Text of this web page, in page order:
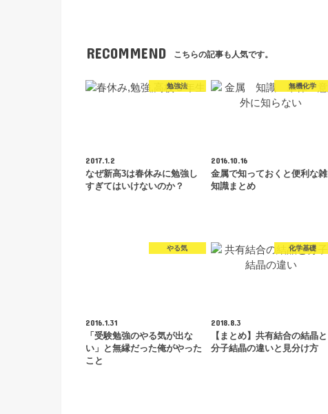
RECOMMEND こちらの記事も人気です。
勉強法
2017.1.2
なぜ新高3は春休みに勉強し
すぎてはいけないのか？
無機化学
2016.10.16
金属で知っておくと便利な雑
知識まとめ
やる気
2016.1.31
「受験勉強のやる気が出な
い」と無縁だった俺がやった
こと
化学基礎
2018.8.3
【まとめ】共有結合の結晶と
分子結晶の違いと見分け方